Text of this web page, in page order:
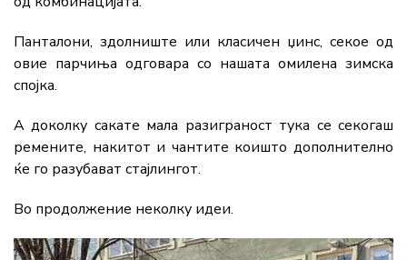
Панталони, здолниште или класичен џинс, секое од
овие парчиња одговара со нашата омилена зимска
спојка.
А доколку сакате мала разиграност тука се секогаш
ремените, накитот и чантите коишто дополнително
ќе го разубават стајлингот.
Во продолжение неколку идеи.